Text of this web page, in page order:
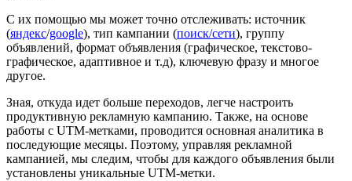
С их помощью мы может точно отслеживать: источник
(яндекс/google), тип кампании (поиск/сети), группу
объявлений, формат объявления (графическое, текстово-
графическое, адаптивное и т.д), ключевую фразу и многое
другое.
Зная, откуда идет больше переходов, легче настроить
продуктивную рекламную кампанию. Также, на основе
работы с UTM-метками, проводится основная аналитика в
последующие месяцы. Поэтому, управляя рекламной
кампанией, мы следим, чтобы для каждого объявления были
установлены уникальные UTM-метки.